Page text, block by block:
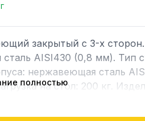
закрытый с 3-х
AISI430 (0,8 мм). Тип
нержавеющая сталь
на стол: 200 кг.
полностью